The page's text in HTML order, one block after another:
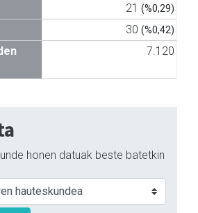
21 (%0,29)
30 (%0,42)
7.120
honen datuak beste batetkin